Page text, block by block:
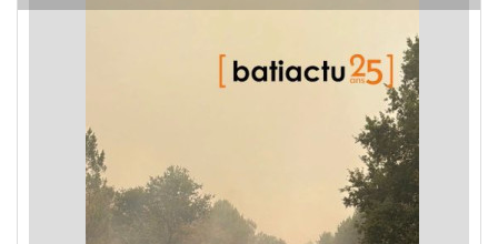
les incendies en Gironde